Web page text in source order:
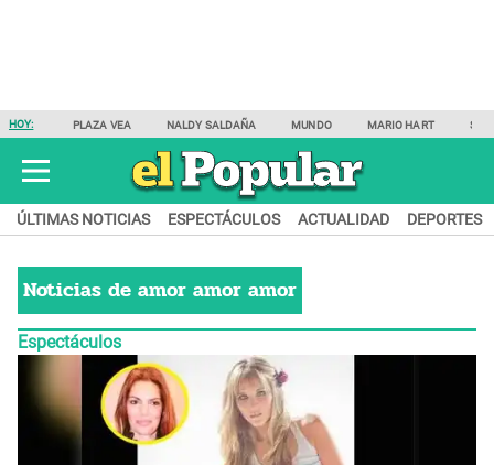
HOY: PLAZA VEA NALDY SALDAÑA MUNDO MARIO HART
ÚLTIMAS NOTICIAS ESPECTÁCULOS ACTUALIDAD DEPORTES
Noticias de amor amor amor
Espectáculos